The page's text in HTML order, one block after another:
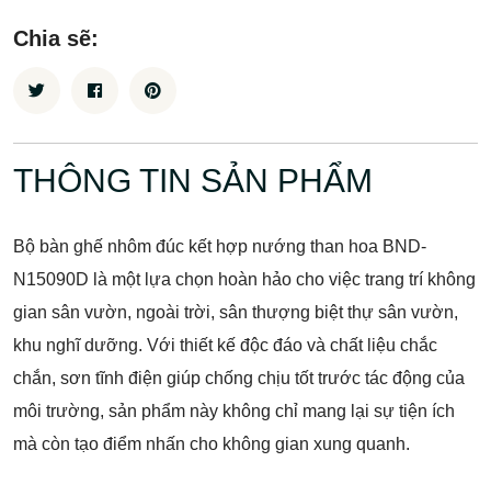
Chia sẽ:
THÔNG TIN SẢN PHẨM
Bộ bàn ghế nhôm đúc kết hợp nướng than hoa BND-
N15090D là một lựa chọn hoàn hảo cho việc trang trí không
gian sân vườn, ngoài trời, sân thượng biệt thự sân vườn,
khu nghĩ dưỡng. Với thiết kế độc đáo và chất liệu chắc
chắn, sơn tĩnh điện giúp chống chịu tốt trước tác động của
môi trường, sản phẩm này không chỉ mang lại sự tiện ích
mà còn tạo điểm nhấn cho không gian xung quanh.